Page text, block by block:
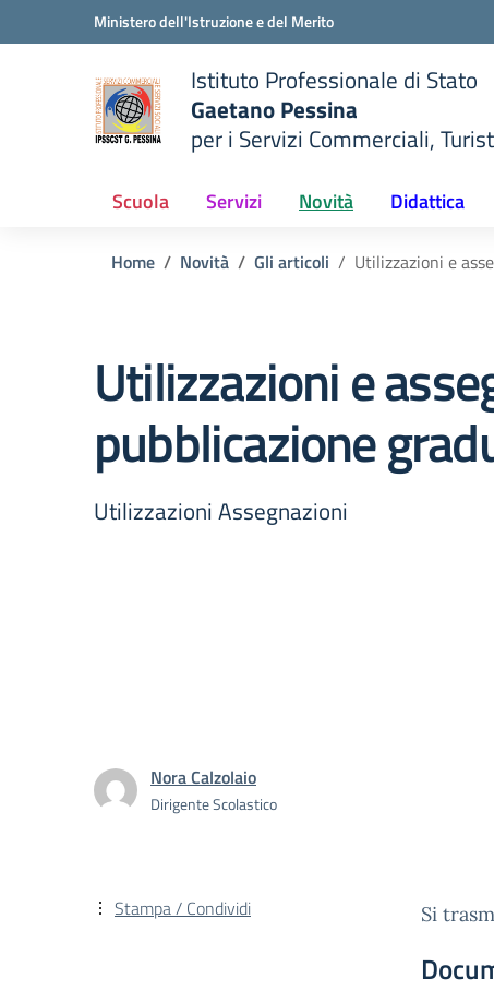
Vai ai contenuti
Vai al menu di navigazioneMinistero dell'Istruzione e del Merito
Istituto Professionale di Stato
Gaetano Pessina
per i Servizi Commerciali,
Scuola Servizi Novità Didattica
Home Novità Gli articoli Utilizzazioni e
Utilizzazioni e
pubblicazione
Utilizzazioni Assegnazioni
Nora Calzolaio
Dirigente Scolastico
Si
Stampa / Condividi